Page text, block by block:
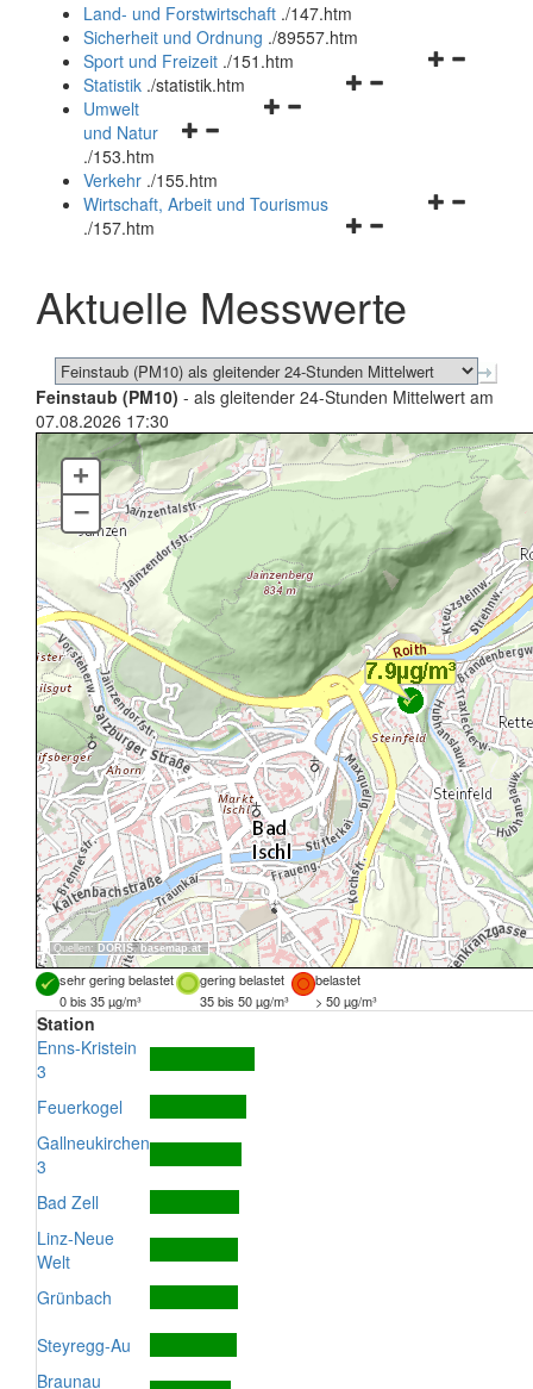
und
schließen
Land- und Forstwirtschaft ./147.htm
Sicherheit und Ordnung ./89557.htm
Navigationsmenü
Sport und Freizeit ./151.htm
Navigationsmenü
Statistik ./statistik.htm
Navigationsmenü
und
schließen
Umwelt
und Natur
./153.htm
Verkehr ./155.htm
Navigationsmenü
schließen
Wirtschaft, Arbeit und Tourismus
./157.htm
Aktuelle Messwerte
Feinstaub (PM10) - als gleitender 24-Stunden Mittelwert am
07.08.2026 17:30
Quellen: DORIS, basemap.at
+
–
sehr gering belastet gering belastet
belastet
0 bis 35 µg/m³
35 bis 50 µg/m³ > 50 µg/m³
Station
Enns-Kristein
3
Feuerkogel
Gallneukirchen
3
Bad Zell
Linz-Neue
Welt
Grünbach
Steyregg-Au
Braunau